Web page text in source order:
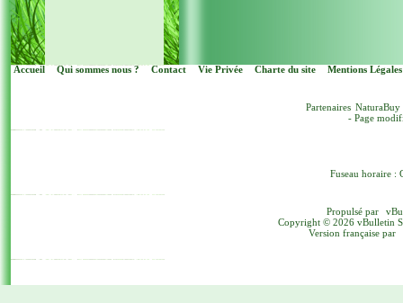
Accueil Qui sommes nous ? Contact Vie Privée Charte du site Mentions Légales
Partenaires NaturaBuy
- Page
Fuseau horaire :
Propulsé par
Copyright © 2026 vBulletin
Version française par